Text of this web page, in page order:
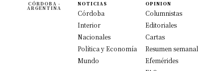
CÓRDOBA -
ARGENTINA
NOTICIAS
Córdoba
Interior
Nacionales
Política y Economía
Mundo
OPINION
Columnistas
Editoriales
Cartas
Resumen semanal
Efemérides